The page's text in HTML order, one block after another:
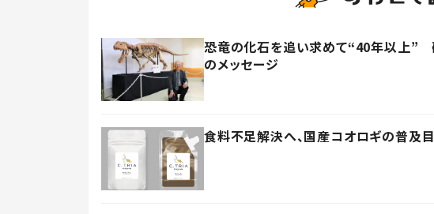
恐竜の化石を追い求めて“40年以上”
のメッセージ
食料不足解決へ、国産コオロギの普